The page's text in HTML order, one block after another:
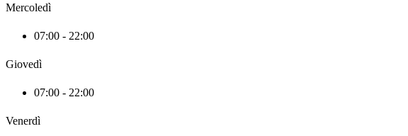
Mercoledì
07:00 - 22:00
Giovedì
07:00 - 22:00
Venerdì